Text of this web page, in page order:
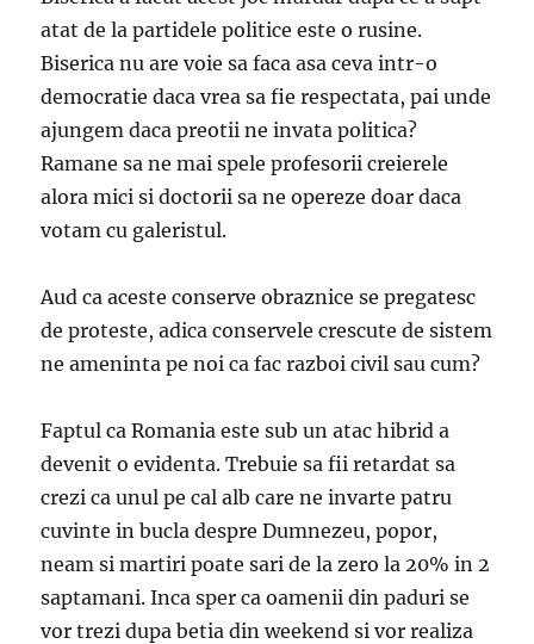
atat de la partidele politice este o rusine.
Biserica nu are voie sa faca asa ceva intr-o
democratie daca vrea sa fie respectata, pai unde
ajungem daca preotii ne invata politica?
Ramane sa ne mai spele profesorii creierele
alora mici si doctorii sa ne opereze doar daca
votam cu galeristul.
Aud ca aceste conserve obraznice se pregatesc
de proteste, adica conservele crescute de sistem
ne ameninta pe noi ca fac razboi civil sau cum?
Faptul ca Romania este sub un atac hibrid a
devenit o evidenta. Trebuie sa fii retardat sa
crezi ca unul pe cal alb care ne invarte patru
cuvinte in bucla despre Dumnezeu, popor,
neam si martiri poate sari de la zero la 20% in 2
saptamani. Inca sper ca oamenii din paduri se
vor trezi dupa betia din weekend si vor realiza